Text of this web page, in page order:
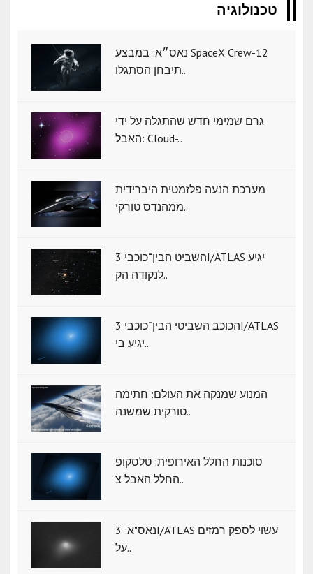
טכנולוגיה
נאס״א: במבצע SpaceX Crew-12
תיבחן הסתגלו..
גרם שמימי חדש שהתגלה על ידי
האבל: Cloud-..
מערכת הנעה פלזמטית היברידית
ממהנדס טורקי..
השביט הבין־כוכבי 3I/ATLAS יגיע
לנקודה הק..
הכוכב השביטי הבין־כוכבי 3I/ATLAS
יגיע בי..
המנוע שמנקה את העולם: חתימה
טורקית שמשנה..
סוכנות החלל האירופית: טלסקופ
החלל האבל צ..
נאס"א: ‏3I/ATLAS עשוי לספק רמזים
על..